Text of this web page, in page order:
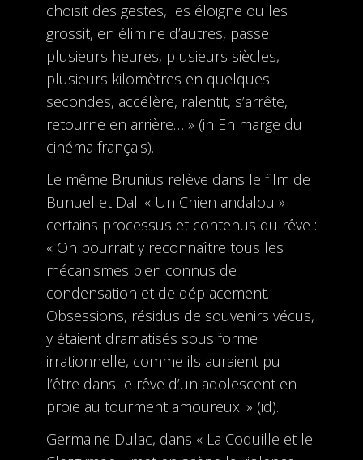
choisit des gestes, les éloigne ou les
grossit, en élimine d’autres, passe
plusieurs heures, plusieurs siècles,
plusieurs kilomètres en quelques
secondes, accélère, ralentit, s’arrête,
retourne en arrière… » (in En marge du
cinéma français).
Le même Brunius relève dans le film de
Bunuel et Dali « Un Chien andalou »
certains processus et contenus du rêve :
« On pourrait y reconnaître tous les
mécanismes bien connus de
condensation et de déplacement.
Obsessions, résidus de souvenirs vécus,
y étaient dramatisés sous forme
irrationnelle, comme ils auraient pu
l’être dans le rêve d’un adolescent en
proie au tourment amoureux. » (id).
Germaine Dulac, dans « La Coquille et le